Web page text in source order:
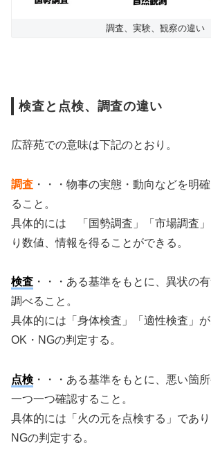
調査、実験、観察の違い
検査と点検、調査の違い
広辞苑での意味は下記のとおり。
調査 ・・・物事の実態・動向などを明
ること。
具体的には 「国勢調査」「市場調査
り数値、情報を得ることができる。
検査 ・・・ある基準をもとに、異状の
調べること。
具体的には「身体検査」「適性検査」
OK・NGの判定する。
点検 ・・・ある基準をもとに、悪い箇
一つ一つ確認すること。
具体的には「火の元を点検する」であ
NGの判定する。